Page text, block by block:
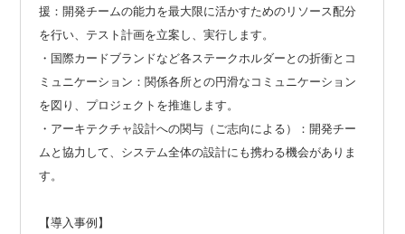
援：開発チームの能力を最大限に活かすためのリソース配分
を行い、テスト計画を立案し、実行します。
・国際カードブランドなど各ステークホルダーとの折衝とコ
ミュニケーション：関係各所との円滑なコミュニケーション
を図り、プロジェクトを推進します。
・アーキテクチャ設計への関与（ご志向による）：開発チー
ムと協力して、システム全体の設計にも携わる機会がありま
す。
【導入事例】